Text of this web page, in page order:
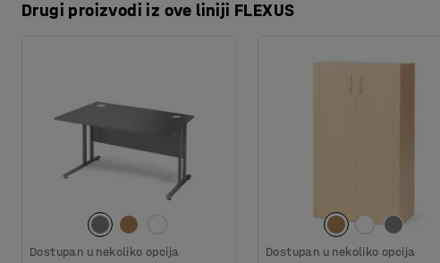
Drugi proizvodi iz ove liniji FLEXUS
Dostupan u nekoliko opcija Dostupan u nekoliko opcija